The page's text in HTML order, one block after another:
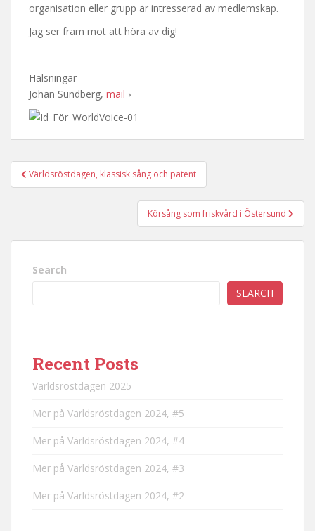
organisation eller grupp är intresserad av medlemskap.
Jag ser fram mot att höra av dig!
Hälsningar
Johan Sundberg, mail ›
Post
navigation
Världsröstdagen, klassisk sång och patent
Körsång som friskvård i Östersund
Search
SEARCH
Recent Posts
Världsröstdagen 2025
Mer på Världsröstdagen 2024, #5
Mer på Världsröstdagen 2024, #4
Mer på Världsröstdagen 2024, #3
Mer på Världsröstdagen 2024, #2